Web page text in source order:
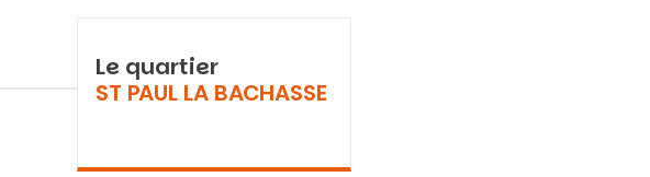
Le quartier
ST PAUL LA BACHASSE